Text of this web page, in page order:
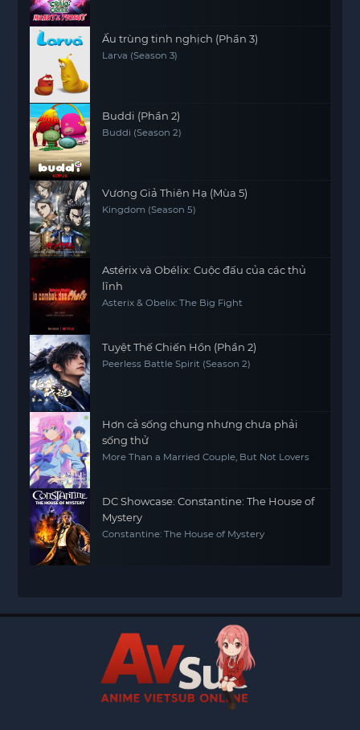
Ấu trùng tinh nghịch (Phần 3)
Larva (Season 3)
Buddi (Phần 2)
Buddi (Season 2)
Vương Giả Thiên Hạ (Mùa 5)
Kingdom (Season 5)
Astérix và Obélix: Cuộc đấu của các thủ
lĩnh
Asterix & Obelix: The Big Fight
Tuyệt Thế Chiến Hồn (Phần 2)
Peerless Battle Spirit (Season 2)
Hơn cả sống chung nhưng chưa phải
sống thử
More Than a Married Couple, But Not Lovers
DC Showcase: Constantine: The House of
Mystery
Constantine: The House of Mystery